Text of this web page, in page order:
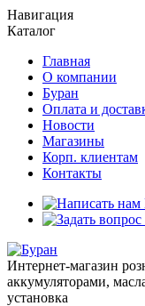
Навигация
Каталог
Главная
О компании
Буран
Оплата и
Новости
Магазины
Корп. клиентам
Контакты
Интернет-магазин
аккумуляторами,
установка